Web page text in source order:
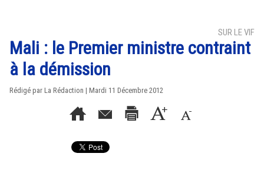
SUR LE VIF
Mali : le Premier ministre contraint
à la démission
Rédigé par La Rédaction | Mardi 11 Décembre 2012